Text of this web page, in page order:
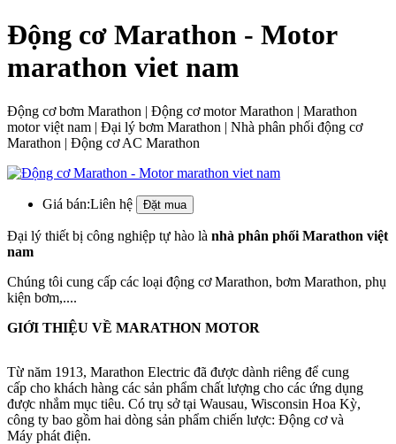
Động cơ Marathon - Motor
marathon viet nam
Động cơ bơm Marathon | Động cơ motor Marathon | Marathon
motor việt nam | Đại lý bơm Marathon | Nhà phân phối động cơ
Marathon | Động cơ AC Marathon
Giá bán:Liên hệ
Đại lý thiết bị công nghiệp tự hào là nhà phân phối Marathon việt
nam
Chúng tôi cung cấp các loại động cơ Marathon, bơm Marathon, phụ
kiện bơm,....
GIỚI THIỆU VỀ MARATHON MOTOR
Từ năm 1913, Marathon Electric đã được dành riêng để cung
cấp cho khách hàng các sản phẩm chất lượng cho các ứng dụng
được nhắm mục tiêu. Có trụ sở tại Wausau, Wisconsin Hoa Kỳ,
công ty bao gồm hai dòng sản phẩm chiến lược: Động cơ và
Máy phát điện.